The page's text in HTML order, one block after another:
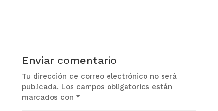
Enviar comentario
Tu dirección de correo electrónico no será
publicada. Los campos obligatorios están
marcados con *